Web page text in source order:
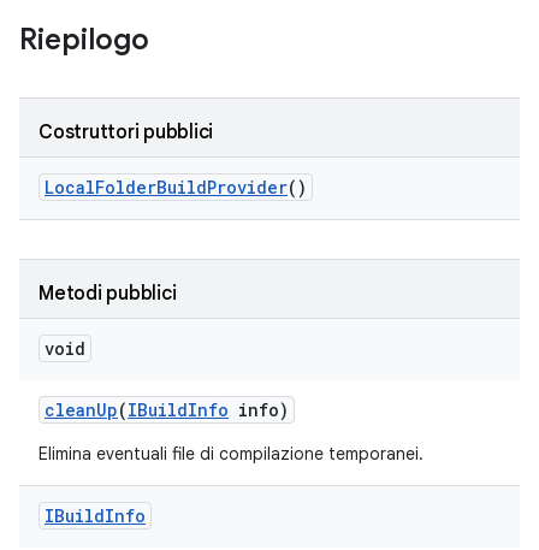
Riepilogo
Costruttori pubblici
LocalFolderBuildProvider()
Metodi pubblici
void
cleanUp(IBuildInfo info)
Elimina eventuali file di compilazione temporanei.
IBuildInfo